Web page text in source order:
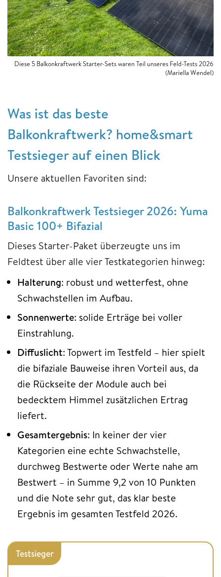
Diese 5 Balkonkraftwerk Starter-Sets waren Teil unseres Feld-Tests 2026
(Mariella Wendel)
Was ist das beste
Balkonkraftwerk? home&smart
Testsieger auf einen Blick
Unsere aktuellen Favoriten sind:
Balkonkraftwerk Testsieger 2026: Yuma
Basic 100+ Bifazial
Dieses Starter-Paket überzeugte uns im
Feldtest über alle vier Testkategorien hinweg:
Halterung: robust und wetterfest, ohne
Schwachstellen im Aufbau.
Sonnenwerte: solide Erträge bei voller
Einstrahlung.
Diffuslicht: Topwert im Testfeld – hier spielt
die bifaziale Bauweise ihren Vorteil aus, da
die Rückseite der Module auch bei
bedecktem Himmel zusätzlichen Ertrag
liefert.
Gesamtergebnis: In keiner der vier
Kategorien eine echte Schwachstelle,
durchweg Bestwerte oder Werte nahe am
Bestwert – in Summe 9,2 von 10 Punkten
und die Note sehr gut, das klar beste
Ergebnis im gesamten Testfeld 2026.
Testsieger